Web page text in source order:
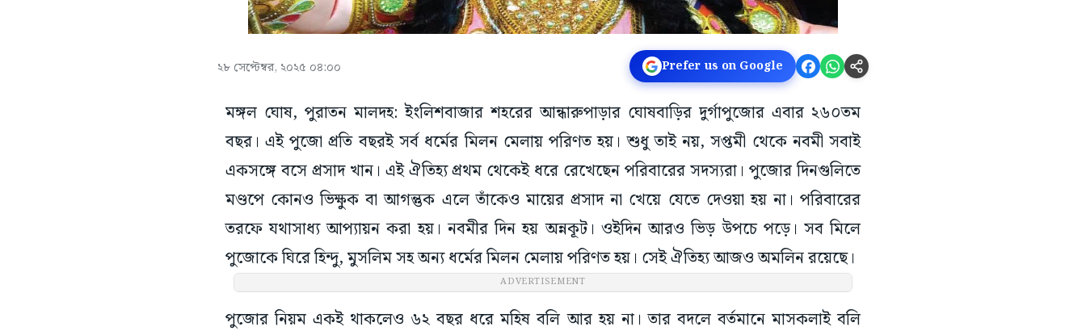
২৮ সেপ্টেম্বর, ২০২৫ ০৪:০০ Prefer us on Google
মঙ্গল ঘোষ, পুরাতন মালদহ: ইংলিশবাজার শহরের আন্ধারুপাড়ার ঘোষবাড়ির দুর্গাপুজোর এবার ২৬০তম
বছর। এই পুজো প্রতি বছরই সর্ব ধর্মের মিলন মেলায় পরিণত হয়। শুধু তাই নয়, সপ্তমী থেকে নবমী সবাই
একসঙ্গে বসে প্রসাদ খান। এই ঐতিহ্য প্রথম থেকেই ধরে রেখেছেন পরিবারের সদস্য‌রা। পুজোর দিনগুলিতে
মণ্ডপে কোনও ভিক্ষুক বা আগন্তুক এলে তাঁকেও মায়ের প্রসাদ না খেয়ে যেতে দেওয়া হয় না। পরিবারের
তরফে যথাসাধ্য আপ্যায়ন করা হয়। নবমীর দিন হয় অন্নকূট। ওইদিন আরও ভিড় উপচে পড়ে। সব মিলে
পুজোকে ঘিরে হিন্দু, মুসলিম সহ অন্য ধর্মের মিলন মেলায় পরিণত হয়। সেই ঐতিহ্য আজও অমলিন রয়েছে।
ADVERTISEMENT
পুজোর নিয়ম একই থাকলেও ৬২ বছর ধরে মহিষ বলি আর হয় না। তার বদলে বর্তমানে মাসকলাই বলি